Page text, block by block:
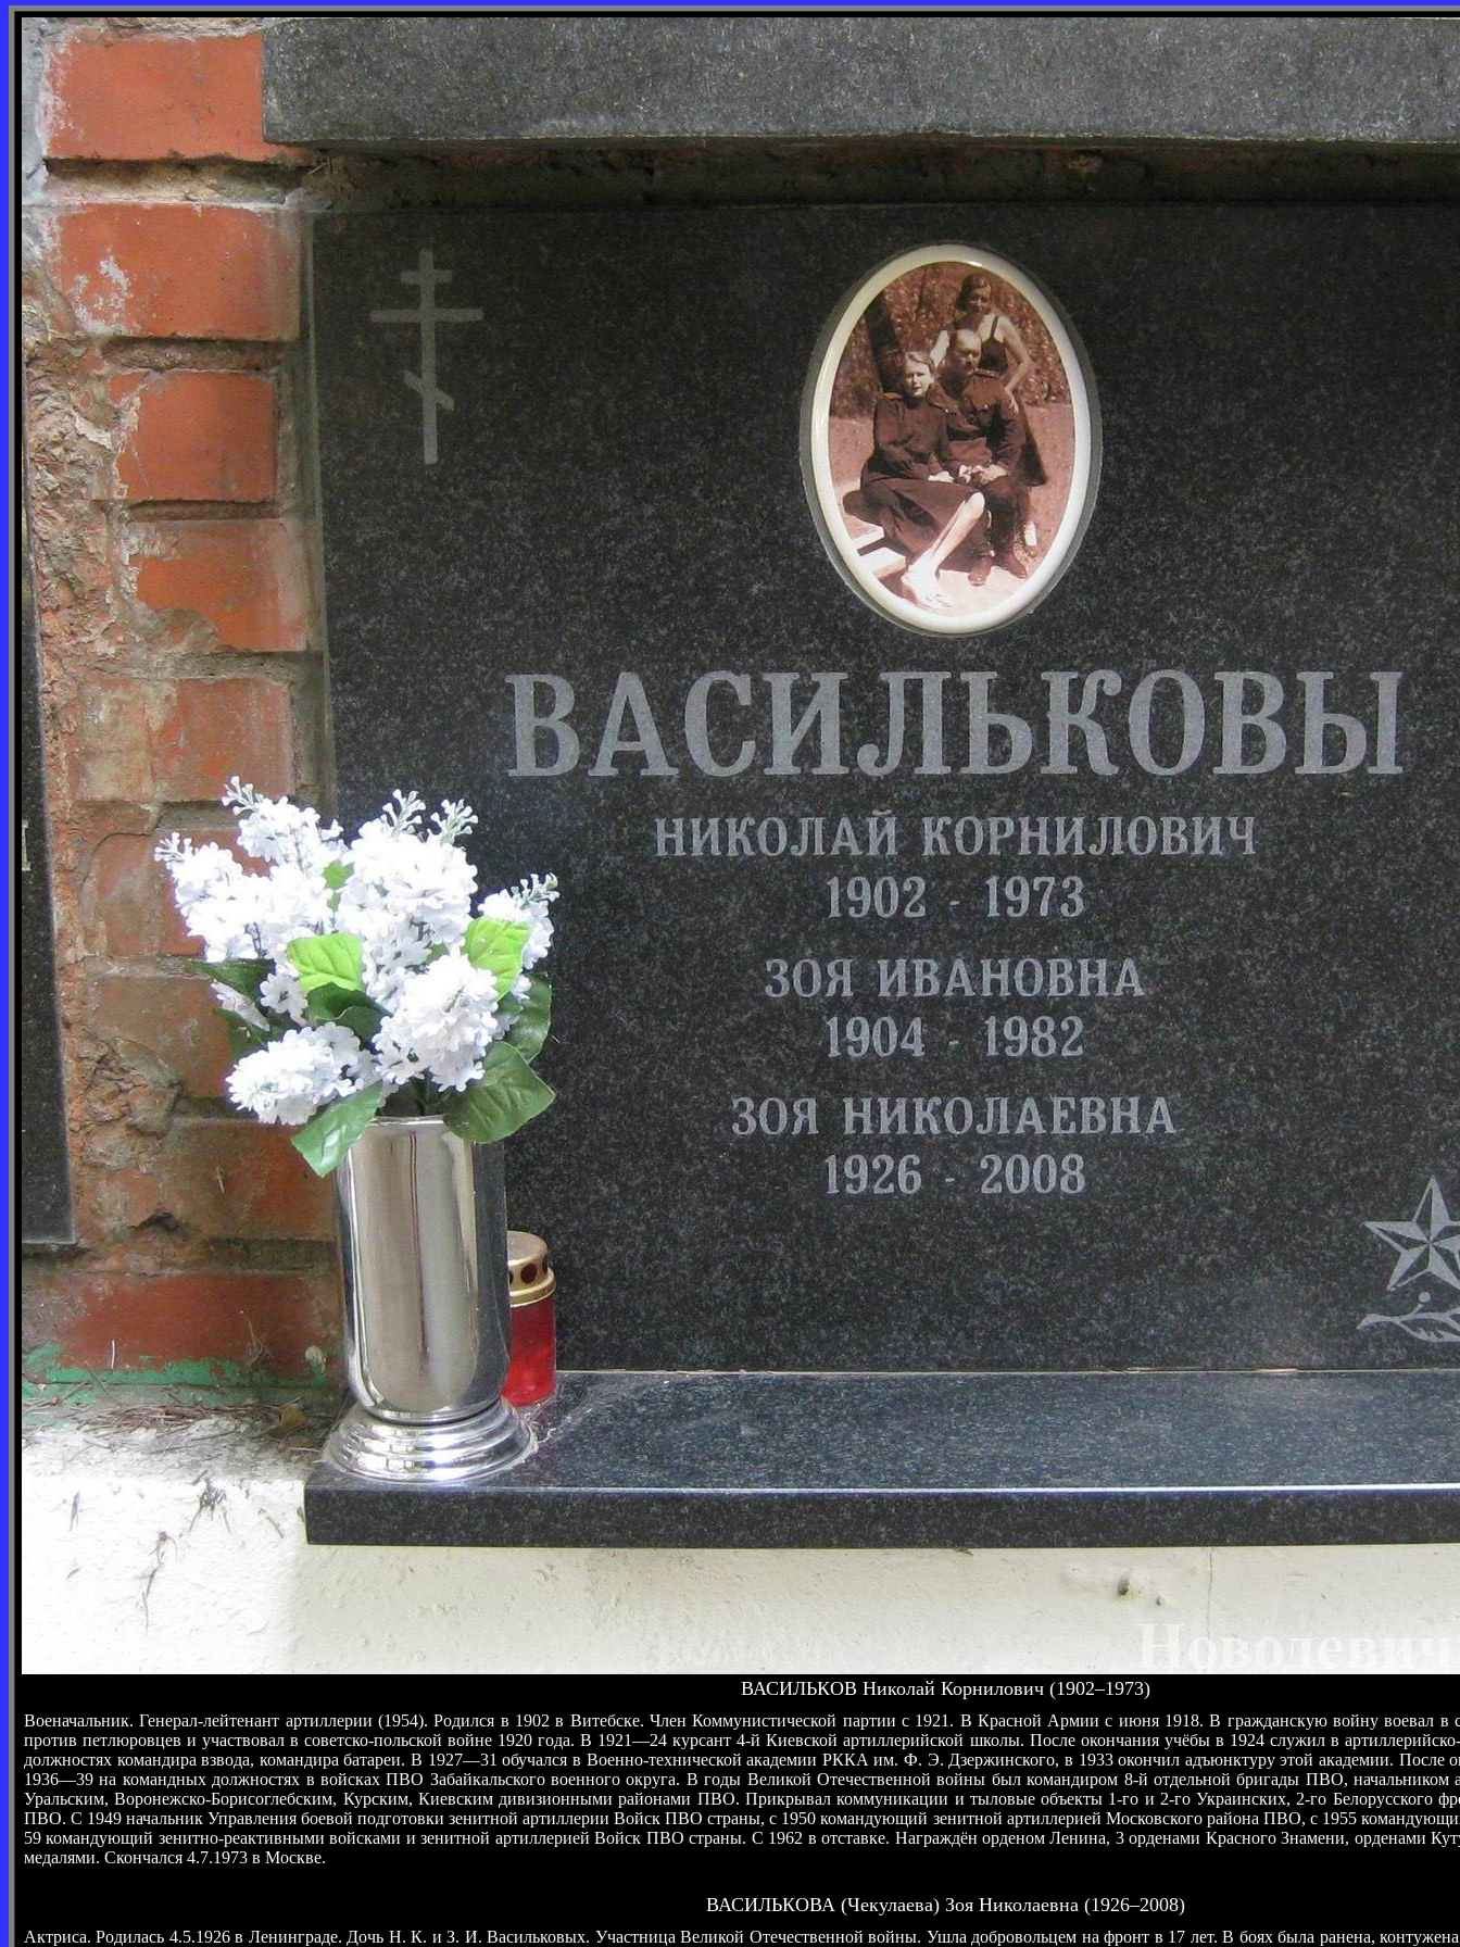
ВАСИЛЬКОВ Николай Корнилович (1902–1973)
Военачальник. Генерал-лейтенант артиллерии (1954). Родился в 1902 в Витебске. Член Коммунистической партии с 1921. В Красной Армии с июня 1918. В гражданскую войну воевал в
против петлюровцев и участвовал в советско-польской войне 1920 года. В 1921—24 курсант 4-й Киевской артиллерийской школы. После окончания учёбы в 1924 служил в
должностях командира взвода, командира батареи. В 1927—31 обучался в Военно-технической академии РККА им. Ф. Э. Дзержинского, в 1933 окончил адъюнктуру этой академии. После
1936—39 на командных должностях в войсках ПВО Забайкальского военного округа. В годы Великой Отечественной войны был командиром 8-й отдельной бригады ПВО,
Уральским, Воронежско-Борисоглебским, Курским, Киевским дивизионными районами ПВО. Прикрывал коммуникации и тыловые объекты 1-го и 2-го Украинских, 2-го Белорусского
ПВО. С 1949 начальник Управления боевой подготовки зенитной артиллерии Войск ПВО страны, с 1950 командующий зенитной артиллерией Московского района ПВО, с 1955
59 командующий зенитно-реактивными войсками и зенитной артиллерией Войск ПВО страны. С 1962 в отставке. Награждён орденом Ленина, 3 орденами Красного Знамени, орденами
медалями. Скончался 4.7.1973 в Москве.
ВАСИЛЬКОВА (Чекулаева) Зоя Николаевна (1926–2008)
Актриса. Родилась 4.5.1926 в Ленинграде. Дочь Н. К. и З. И. Васильковых. Участница Великой Отечественной войны. Ушла добровольцем на фронт в 17 лет. В боях была ранена,